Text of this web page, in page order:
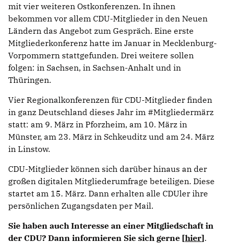
mit vier weiteren Ostkonferenzen. In ihnen
bekommen vor allem CDU-Mitglieder in den Neuen
Ländern das Angebot zum Gespräch. Eine erste
Mitgliederkonferenz hatte im Januar in Mecklenburg-
Vorpommern stattgefunden. Drei weitere sollen
folgen: in Sachsen, in Sachsen-Anhalt und in
Thüringen.
Vier Regionalkonferenzen für CDU-Mitglieder finden
in ganz Deutschland dieses Jahr im #Mitgliedermärz
statt: am 9. März in Pforzheim, am 10. März in
Münster, am 23. März in Schkeuditz und am 24. März
in Linstow.
CDU-Mitglieder können sich darüber hinaus an der
großen digitalen Mitgliederumfrage beteiligen. Diese
startet am 15. März. Dann erhalten alle CDUler ihre
persönlichen Zugangsdaten per Mail.
Sie haben auch Interesse an einer Mitgliedschaft in
der CDU? Dann informieren Sie sich gerne [hier].